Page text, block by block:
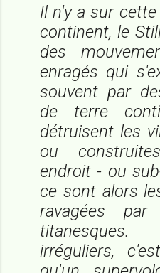
Il n'y a sur
continent, le
des
enragés qui
souvent par
de terre
détruisent les
ou
endroit - ou
ce sont alors
ravagées
irréguliers,